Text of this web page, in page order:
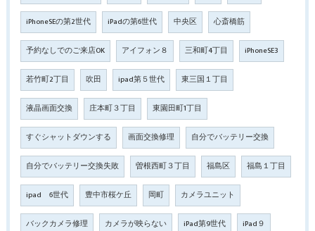
iPhoneSEの第2世代 iPadの第6世代 中央区 心斎橋筋
予約なしでのご来店OK アイフォン８ 三和町4丁目 iPhoneSE3
若竹町2丁目 吹田 ipad第５世代 東三国１丁目
液晶画面交換 庄本町３丁目 東園田町1丁目
すぐシャットダウンする 画面交換修理 自分でバッテリー交換
自分でバッテリー交換失敗 曽根西町３丁目 福島区 福島１丁目
ipad 6世代 豊中市桜ケ丘 岡町 カメラユニット
バックカメラ修理 カメラが映らない iPad第9世代 iPad９